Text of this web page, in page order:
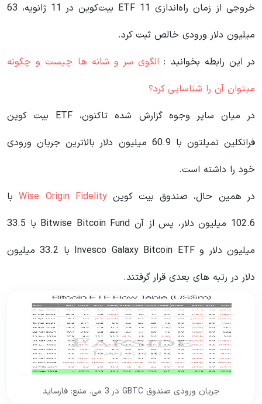
خروجی از زمان راه‌اندازی 11 ETF بیت‌کوین در 11 ژانویه، 63
میلیون دلار ورودی خالص ثبت کرد.
در این رابطه بخوانید‌ : الگوی سر و شانه ها چیست و چگونه
میتوان آن را شناسایی کرد؟
در میان سایر وجوه گزارش شده تاکنون، ETF بیت کوین
فرانکلین تمپلتون با 60.9 میلیون دلار بالاترین جریان ورودی
خود را داشته است.
در همین حال، صندوق بیت کوین Wise Origin Fidelityبا
102.6 میلیون دلار، پس از آن Bitwise Bitcoin Fund با 33.5
میلیون دلار و Invesco Galaxy Bitcoin ETF با 33.2 میلیون
دلار در رتبه های بعدی قرار گرفتند.
جریان ورودی صندوق GBTC در 3 می. منبع: فارساید